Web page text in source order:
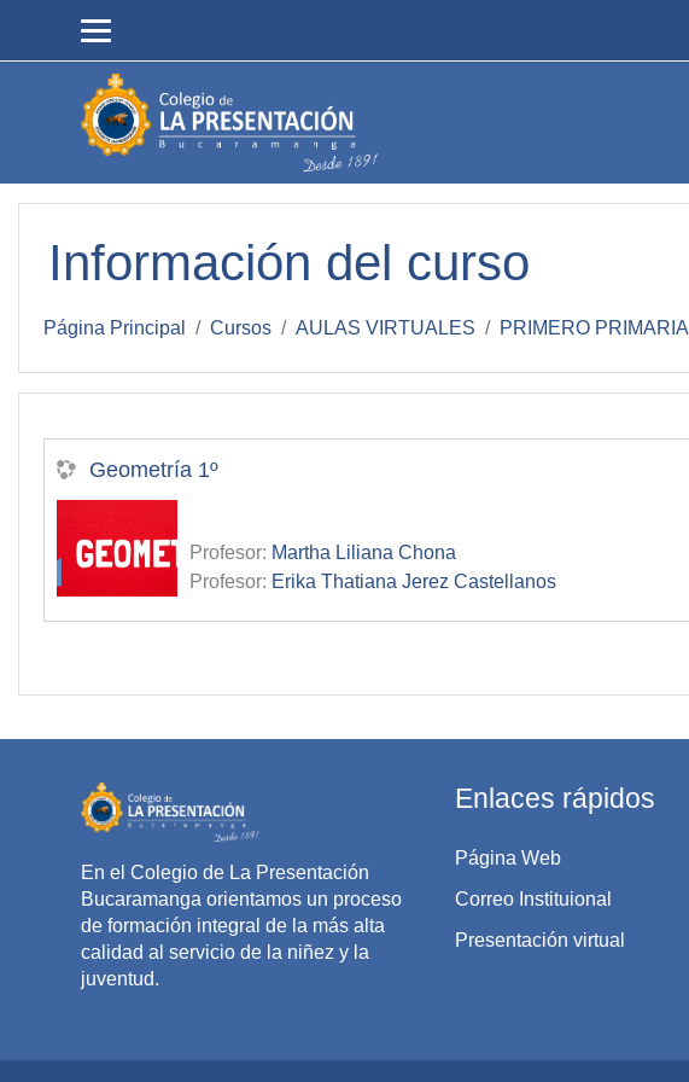
Información del curso
Página Principal Cursos AULAS VIRTUALES PRIMERO PRIMARIA
Geometría 1º
Profesor: Martha Liliana Chona
Profesor: Erika Thatiana Jerez Castellanos
En el Colegio de La Presentación
Bucaramanga orientamos un proceso
de formación integral de la más alta
calidad al servicio de la niñez y la
juventud.
Enlaces rápidos
Página Web
Correo Instituional
Presentación virtual